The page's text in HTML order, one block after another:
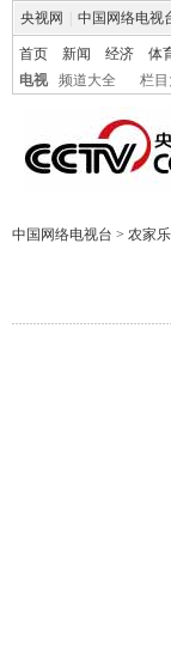
央视网 中国网络电视
首页 新闻 经济 体
电视
频道大全 栏目
中国网络电视台 > 农家乐